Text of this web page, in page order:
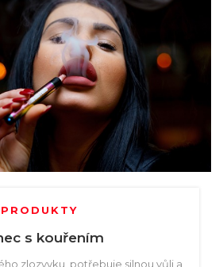
PRODUKTY
s kouřením
zlozvyku, potřebuje silnou vůli a